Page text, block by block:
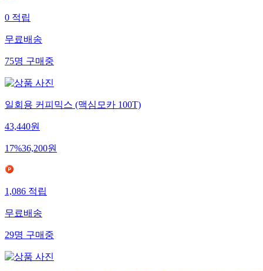
0적립
무료배송
75명구매중
일회용 커피믹스 (맥심모카 100T)
43,440원
17%36,200원
1,086적립
무료배송
29명구매중